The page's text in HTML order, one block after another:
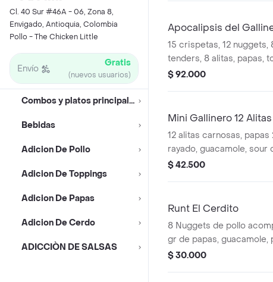
Cl. 40 Sur #46A - 06, Zona 8,
Envigado, Antioquia, Colombia
Pollo - The Chicken Little
Envío Gratis
(nuevos usuarios)
Combos y platos principales
Bebidas
Adicion De Pollo
Adicion De Toppings
Adicion De Papas
Adicion De Cerdo
ADICCIÒN DE SALSAS
Apocalipsis del
15 crispetas, 12 nuggets,
tenders, 8 alitas, papas,
a elección
$ 92.000
Mini Gallinero 12 Alitas
12 alitas carnosas,
rayado, guacamole, sour
gallo y salsas a tu
$ 42.500
Runt El Cerdito
8 Nuggets de pollo
gr de papas, guacamole,
queso rayado, sour
$ 30.000